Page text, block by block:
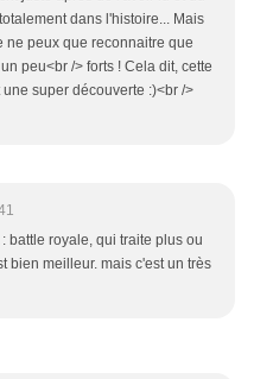
dans l'histoire... Mais
ne peux que reconnaitre que
peu<br /> forts ! Cela dit, cette
super découverte :)<br />
battle royale, qui traite plus ou
bien meilleur. mais c'est un très